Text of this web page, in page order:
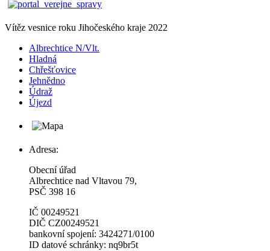
Vítěz vesnice roku Jihočeského kraje 2022
Albrechtice N/Vlt.
Hladná
Chřešťovice
Jehnědno
Údraž
Újezd
Adresa:
Obecní úřad
Albrechtice nad Vltavou 79,
PSČ 398 16
IČ 00249521
DIČ CZ00249521
bankovní spojení: 3424271/0100
ID datové schránky: nq9br5t